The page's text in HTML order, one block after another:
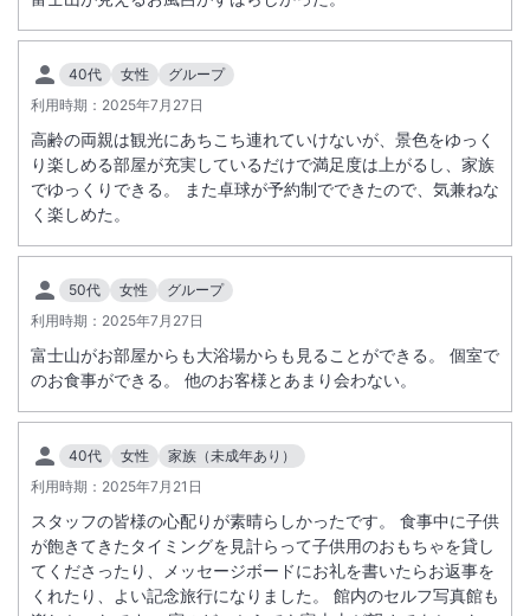
40代 女性
グループ
利用時期： 2025年7月27日
高齢の両親は観光にあちこち連れていけないが、景色をゆっく
り楽しめる部屋が充実しているだけで満足度は上がるし、家族
でゆっくりできる。 また卓球が予約制でできたので、気兼ねな
く楽しめた。
50代 女性
グループ
利用時期： 2025年7月27日
富士山がお部屋からも大浴場からも見ることができる。 個室で
のお食事ができる。 他のお客様とあまり会わない。
40代 女性
家族（未成年あり）
利用時期： 2025年7月21日
スタッフの皆様の心配りが素晴らしかったです。 食事中に子供
が飽きてきたタイミングを見計らって子供用のおもちゃを貸し
てくださったり、メッセージボードにお礼を書いたらお返事を
くれたり、よい記念旅行になりました。 館内のセルフ写真館も